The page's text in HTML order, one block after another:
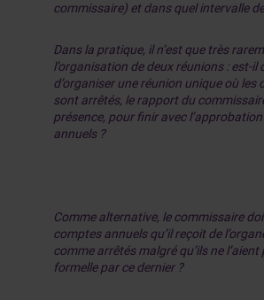
commissaire) et dans quel intervalle
Dans la pratique, il n’est que très
l’organisation de deux réunions : est-il
d’organiser une réunion unique où les
sont arrêtés, le rapport du
présence, pour finir avec
annuels ?
Comme alternative, le commissaire
comptes annuels qu’il reçoit de
comme arrêtés malgré qu’ils ne
formelle par ce dernier ?